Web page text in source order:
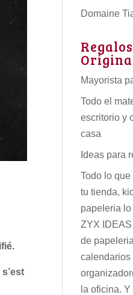
Domaine
Regalos
Mayorista
Todo el
escritorio y
casa
Ideas para
Todo lo
tu tienda,
papeleria
ZYX
de papeleria
calendarios
la oficina. Y